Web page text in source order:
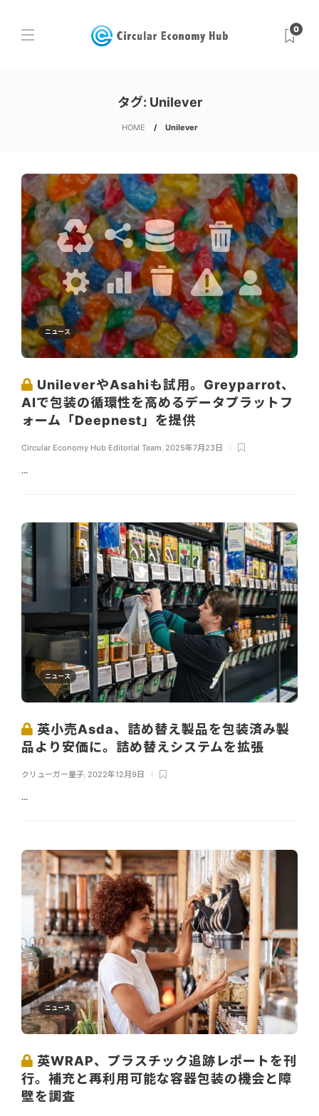
0
タグ: Unilever
HOME Unilever
ニュース
UnileverやAsahiも試用。Greyparrot、
AIで包装の循環性を高めるデータプラットフ
ォーム「Deepnest」を提供
Circular Economy Hub Editorial Team 2025年7月23日
...
ニュース
英小売Asda、詰め替え製品を包装済み製
品より安価に。詰め替えシステムを拡張
クリューガー量子 2022年12月9日
...
ニュース
英WRAP、プラスチック追跡レポートを刊
行。補充と再利用可能な容器包装の機会と障
壁を調査